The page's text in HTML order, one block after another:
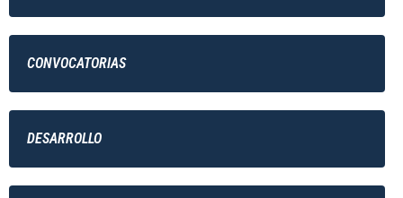
CONVOCATORIAS
DESARROLLO